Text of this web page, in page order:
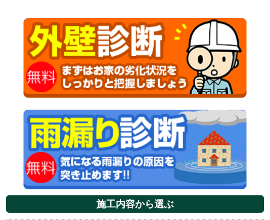
施工内容から選ぶ